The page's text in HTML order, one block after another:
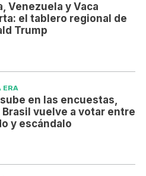
Venezuela y Vaca
el tablero regional de
Trump
ERA
en las encuestas,
Brasil vuelve a votar entre
y escándalo